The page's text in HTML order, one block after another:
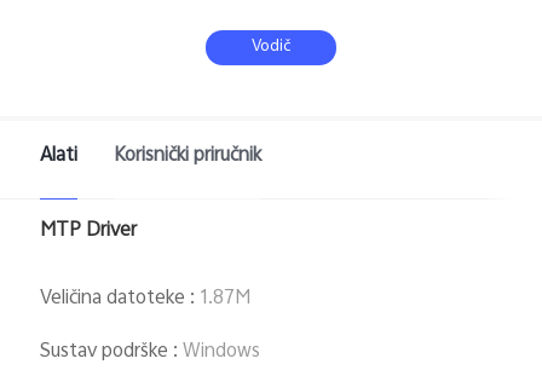
Vodič
Alati Korisnički priručnik
MTP Driver
Veličina datoteke : 1.87M
Sustav podrške :Windows